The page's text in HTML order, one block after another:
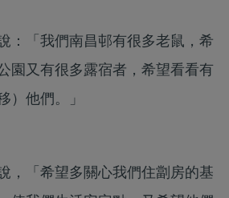
：「我們南昌邨有很多老鼠，希
園又有很多露宿者，希望看看有
）他們。」
，「希望多關心我們住劏房的基